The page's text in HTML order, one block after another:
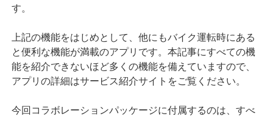
す。
上記の機能をはじめとして、他にもバイク運転時にある
と便利な機能が満載のアプリです。本記事にすべての機
能を紹介できないほど多くの機能を備えていますので、
アプリの詳細はサービス紹介サイトをご覧ください。
今回コラボレーションパッケージに付属するのは、すべ